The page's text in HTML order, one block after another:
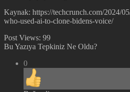
Kaynak: https://techcrunch.com/2024/
who-used-ai-to-clone-bidens-voice/
Post Views: 99
Bu Yazıya Tepkiniz Ne Oldu?
0